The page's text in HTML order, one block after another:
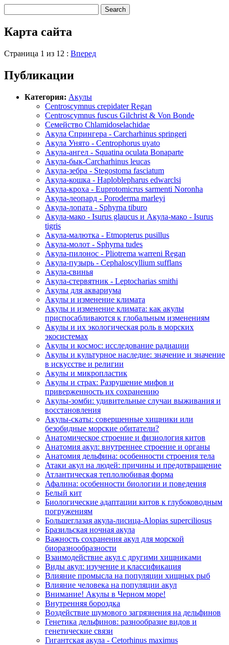
Карта сайта
Страница 1 из 12 : Вперед
Публикации
Категория: Акулы
Centroscymnus crepidater Regan
Centroscymnus fuscus Gilchrist & Von Bonde
Cемейство Chlamidoselachidae
Акула Спрингера - Carcharhinus springeri
Акула Унято - Centrophorus uyato
Акула-ангел - Squatina oculata Bonaparte
Акула-бык-Carcharhinus leucas
Акула-зебра - Stegostoma fasciatum
Акула-кошка - Haploblepharus edwarclsi
Акула-кроха - Euprotomicrus sarmenti Noronha
Акула-леопард - Poroderma marleyi
Акула-лопата - Sphyrna tiburo
Акула-мако - Isurus glaucus и Акула-мако - Isurus
tigris
Акула-малютка - Etmopterus pusillus
Акула-молот - Sphyrna tudes
Акула-пилонос - Pliotrema warreni Regan
Акула-пузырь - Cephaloscyllium sufflans
Акула-свинья
Акула-стервятник - Leptocharias smithi
Акулы для аквариума
Акулы и изменение климата
Акулы и изменение климата: как акулы
приспосабливаются к глобальным изменениям
Акулы и их экологическая роль в морских
экосистемах
Акулы и космос: исследование радиации
Акулы и культурное наследие: значение и значение
в искусстве и религии
Акулы и микропластик
Акулы и страх: Разрушение мифов и
приверженность их сохранению
Акулы-зомби: удивительные случаи выживания и
восстановления
Акулы-скаты: совершенные хищники или
безобидные морские обитатели?
Анатомическое строение и физиология китов
Анатомия акул: внутреннее строение и органы
Анатомия дельфина: особенности строения тела
Атаки акул на людей: причины и предотвращение
Атлантическая теплолюбивая форма
Афалина: особенности биологии и поведения
Белый кит
Биологические адаптации китов к глубоководным
погружениям
Большеглазая акула-лисица-Alopias superciliosus
Бразильская ночная акула
Важность сохранения акул для морской
биоразнообразности
Взаимодействие акул с другими хищниками
Виды акул: изучение и классификация
Влияние промысла на популяции хищных рыб
Влияние человека на популяции акул
Внимание! Акулы в Черном море!
Внутренняя бороздка
Воздействие шумового загрязнения на дельфинов
Генетика дельфинов: разнообразие видов и
генетические связи
Гигантская акула - Cetorhinus maximus